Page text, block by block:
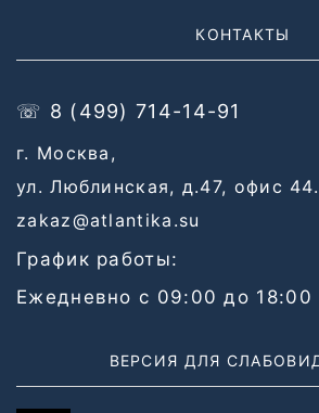
КОНТАКТЫ
☏ 8 (499) 714-14-91
г. Москва,
ул. Люблинская, д.47, офис 44.
zakaz@atlantika.su
График работы:
Ежедневно с 09:00 до 18:00
ВЕРСИЯ ДЛЯ